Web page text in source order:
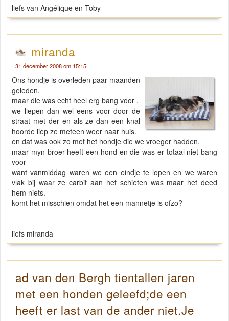
liefs van Angélique en Toby
miranda
31 december 2008 om 15:15
Ons hondje is overleden paar maanden
geleden.
maar die was echt heel erg bang voor .
we liepen dan wel eens voor door de
straat met der en als ze dan een knal
hoorde liep ze meteen weer naar huis.
en dat was ook zo met het hondje die we vroeger hadden.
maar myn broer heeft een hond en die was er totaal niet bang
voor
want vanmiddag waren we een eindje te lopen en we waren
vlak bij waar ze carbit aan het schieten was maar het deed
hem niets.
komt het misschien omdat het een mannetje is ofzo?
liefs miranda
ad van den Bergh tientallen jaren
met een honden geleefd;de een
heeft er last van de ander niet.Je